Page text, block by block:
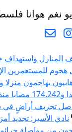
نغم هوانا
واستهداف
هجوم للمستعمرين
يهاجمون
73,384 شهيدا
تجريف أراضٍ
نادي الأسير: تجديد